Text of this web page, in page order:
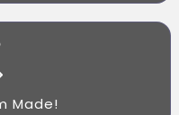
Made!